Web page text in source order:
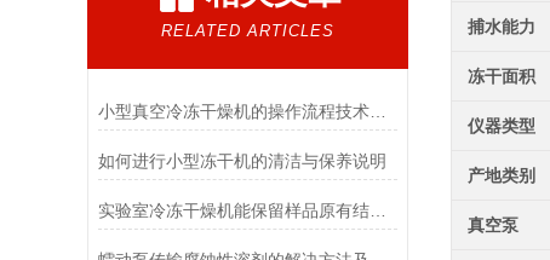
RELATED ARTICLES
小型真空冷冻干燥机的操作流程技术详解
如何进行小型冻干机的清洁与保养说明
实验室冷冻干燥机能保留样品原有结构和活性
捕水能力
冻干面积
仪器类型
产地类别
真空泵